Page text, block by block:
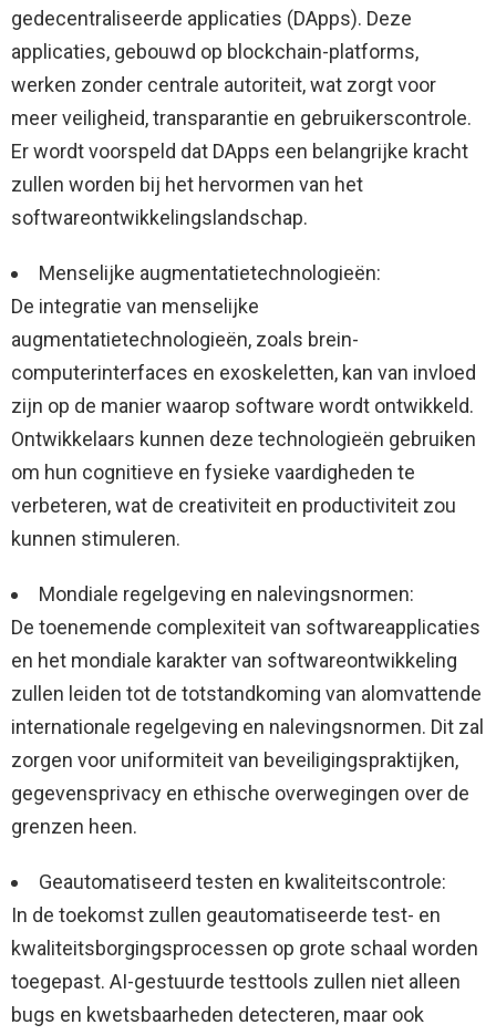
gedecentraliseerde applicaties (DApps). Deze
applicaties, gebouwd op blockchain-platforms,
werken zonder centrale autoriteit, wat zorgt voor
meer veiligheid, transparantie en gebruikerscontrole.
Er wordt voorspeld dat DApps een belangrijke kracht
zullen worden bij het hervormen van het
softwareontwikkelingslandschap.
Menselijke augmentatietechnologieën:
De integratie van menselijke
augmentatietechnologieën, zoals brein-
computerinterfaces en exoskeletten, kan van invloed
zijn op de manier waarop software wordt ontwikkeld.
Ontwikkelaars kunnen deze technologieën gebruiken
om hun cognitieve en fysieke vaardigheden te
verbeteren, wat de creativiteit en productiviteit zou
kunnen stimuleren.
Mondiale regelgeving en nalevingsnormen:
De toenemende complexiteit van softwareapplicaties
en het mondiale karakter van softwareontwikkeling
zullen leiden tot de totstandkoming van alomvattende
internationale regelgeving en nalevingsnormen. Dit zal
zorgen voor uniformiteit van beveiligingspraktijken,
gegevensprivacy en ethische overwegingen over de
grenzen heen.
Geautomatiseerd testen en kwaliteitscontrole:
In de toekomst zullen geautomatiseerde test- en
kwaliteitsborgingsprocessen op grote schaal worden
toegepast. AI-gestuurde testtools zullen niet alleen
bugs en kwetsbaarheden detecteren, maar ook